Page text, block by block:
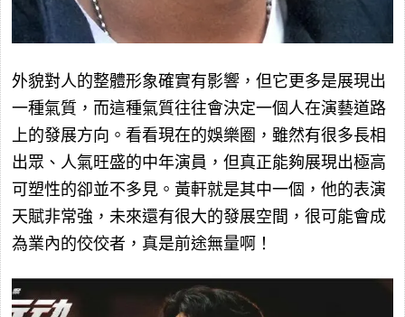
外貌對人的整體形象確實有影響，但它更多是展現出
一種氣質，而這種氣質往往會決定一個人在演藝道路
上的發展方向。看看現在的娛樂圈，雖然有很多長相
出眾、人氣旺盛的中年演員，但真正能夠展現出極高
可塑性的卻並不多見。黃軒就是其中一個，他的表演
天賦非常強，未來還有很大的發展空間，很可能會成
為業內的佼佼者，真是前途無量啊！